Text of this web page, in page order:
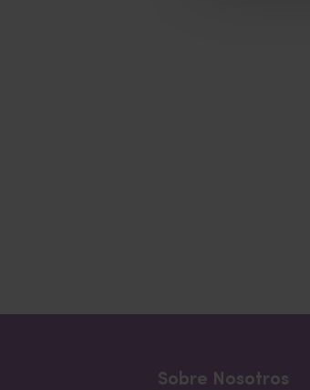
Sobre Nosotros